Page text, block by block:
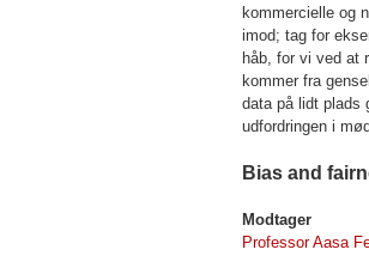
kommercielle og
imod; tag for
håb, for vi ved at
kommer fra
data på lidt plads
udfordringen i
Bias and
Modtager
Professor Aasa